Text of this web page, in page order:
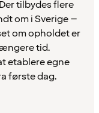
tilbydes flere
om i Sverige –
om opholdet er
tid.
etablere egne
første dag.